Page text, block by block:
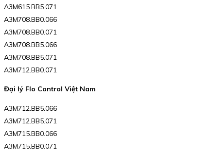
A3M615.BB5.071
A3M708.BB0.066
A3M708.BB0.071
A3M708.BB5.066
A3M708.BB5.071
A3M712.BB0.071
Đại lý Flo Control Việt Nam
A3M712.BB5.066
A3M712.BB5.071
A3M715.BB0.066
A3M715.BB0.071